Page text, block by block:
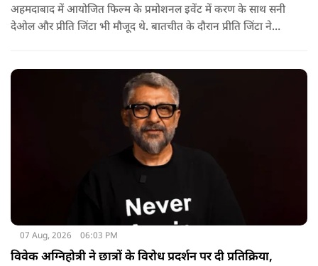
अहमदाबाद में आयोजित फिल्म के प्रमोशनल इवेंट में करण के साथ सनी
देओल और प्रीति जिंटा भी मौजूद थे. बातचीत के दौरान प्रीति जिंटा ने
जवाब दिया.
07 Aug, 2026 06:03 PM
विवेक अग्निहोत्री ने छात्रों के विरोध प्रदर्शन पर दी प्रतिक्रिया,